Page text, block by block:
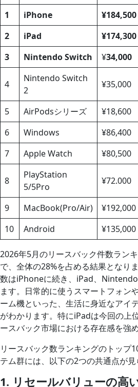
1
iPhone ¥184,500
2
iPad ¥174,300
3
Nintendo Switch ¥34,000
4
Nintendo Switch
2
¥35,000
5 AirPodsシリーズ ¥18,600
6
Windows ¥86,400
7
Apple Watch ¥80,500
8
PlayStation
5/5Pro
¥72.000
9 MacBook(Pro/Air) ¥192,000
10
Android ¥135,000
2026年5月のリースバック件数ラン
で、全体の28%を占める結果となり
数はiPhoneに続き、iPad、
ます。日常的に使うスマートフォン
ーム機といった、生活に身近なアイ
がわかります。特にiPadは今回の上
ースバック市場における存在感を強
リースバック数ランキングのトップ
テム群には、以下の2つの共通点が見
1. リセールバリューの高